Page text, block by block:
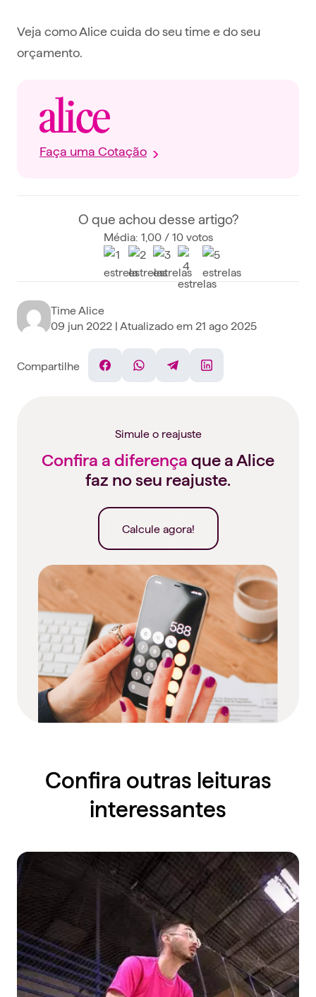
Veja como Alice cuida do seu time e do seu
orçamento.
Faça uma Cotação
O que achou desse artigo?
Média: 1,00 / 10 votos
Time Alice
09 jun 2022 | Atualizado em 21 ago 2025
Compartilhe
FacebookWhatsAppTelegramLinkedin
Simule o reajuste
Confira a diferença que a Alice
faz no seu reajuste.
Calcule agora!
Confira outras leituras
interessantes